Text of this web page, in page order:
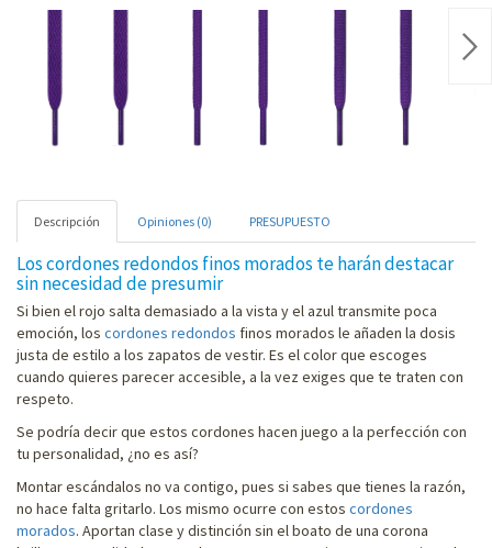
Descripción Opiniones (0) PRESUPUESTO
Los cordones redondos finos morados te harán destacar
sin necesidad de presumir
Si bien el rojo salta demasiado a la vista y el azul transmite poca
emoción, los cordones redondos finos morados le añaden la dosis
justa de estilo a los zapatos de vestir. Es el color que escoges
cuando quieres parecer accesible, a la vez exiges que te traten con
respeto.
Se podría decir que estos cordones hacen juego a la perfección con
tu personalidad, ¿no es así?
Montar escándalos no va contigo, pues si sabes que tienes la razón,
no hace falta gritarlo. Los mismo ocurre con estos cordones
morados. Aportan clase y distinción sin el boato de una corona